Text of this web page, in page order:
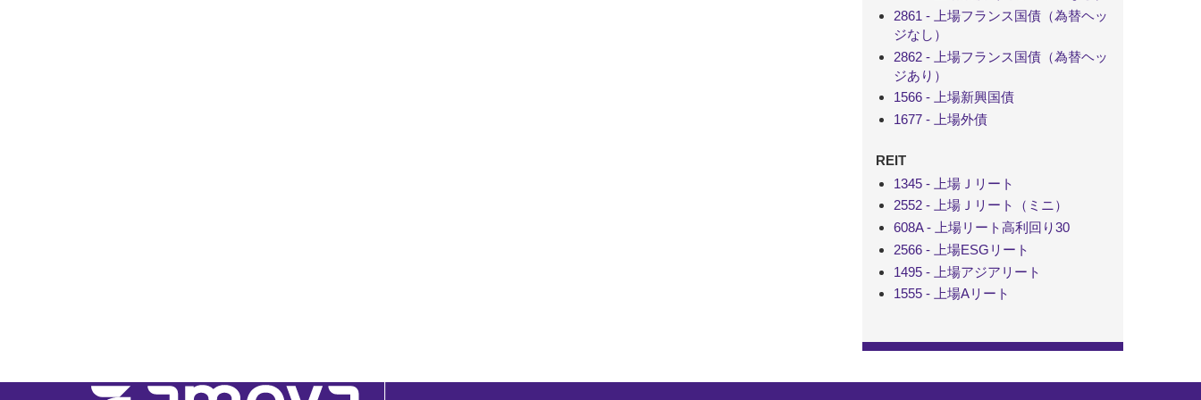
2861 - 上場フランス国債（為替ヘッ
ジなし）
2862 - 上場フランス国債（為替ヘッ
ジあり）
1566 - 上場新興国債
1677 - 上場外債
REIT
1345 - 上場Ｊリート
2552 - 上場Ｊリート（ミニ）
608A - 上場リート高利回り30
2566 - 上場ESGリート
1495 - 上場アジアリート
1555 - 上場Aリート